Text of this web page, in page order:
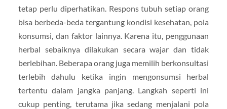
tetap perlu diperhatikan. Respons tubuh setiap orang
bisa berbeda-beda tergantung kondisi kesehatan, pola
konsumsi, dan faktor lainnya. Karena itu, penggunaan
herbal sebaiknya dilakukan secara wajar dan tidak
berlebihan. Beberapa orang juga memilih berkonsultasi
terlebih dahulu ketika ingin mengonsumsi herbal
tertentu dalam jangka panjang. Langkah seperti ini
cukup penting, terutama jika sedang menjalani pola